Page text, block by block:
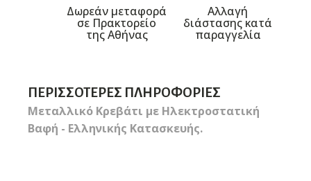
Δωρεάν μεταφορά
σε Πρακτορείο
της Αθήνας
Αλλαγή
διάστασης κατά
παραγγελία
ΠΕΡΙΣΣΌΤΕΡΕΣ ΠΛΗΡΟΦΟΡΊΕΣ
Μεταλλικό Κρεβάτι με Ηλεκτροστατική
Βαφή - Ελληνικής Κατασκευής.